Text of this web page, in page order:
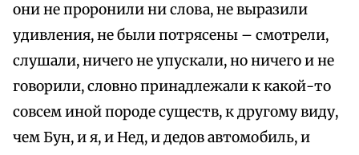
они не проронили ни слова, не выразили
удивления, не были потрясены – смотрели,
слушали, ничего не упускали, но ничего и не
говорили, словно принадлежали к какой-то
совсем иной породе существ, к другому виду,
чем Бун, и я, и Нед, и дедов автомобиль, и